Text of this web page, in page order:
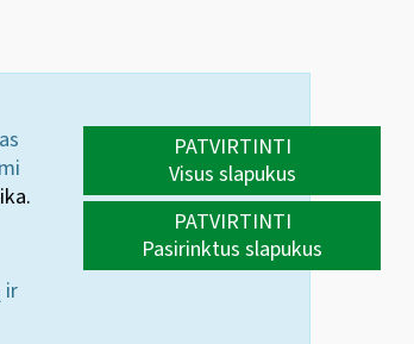
ir
PATVIRTINTI
Visus slapukus
PATVIRTINTI
Pasirinktus slapukus